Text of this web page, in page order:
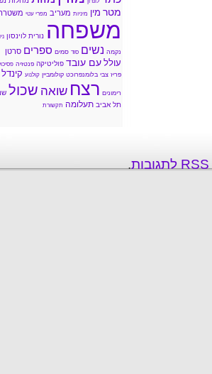
מטר מין מיניות מעריב מפרי עטי
משפחה נורית לוינסון
נקמה נשים סוד סמים ספרים סרטן
עולל עם עובד פוליטיקה פנטזיה
פריז צבי בלומנפרוכט קולומביין קולנוע קינדל
רימונים רצח שואה שכול
תל אביב תעלומה תקשורת
.